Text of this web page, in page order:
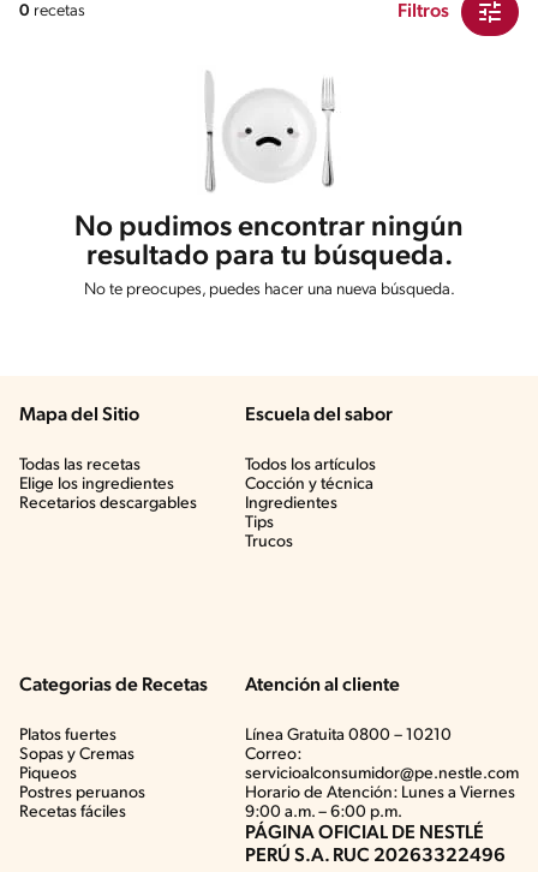
0 recetas Filtros
No pudimos encontrar ningún
resultado para tu búsqueda.
No te preocupes, puedes hacer una nueva búsqueda.
Mapa del Sitio
Todas las recetas
Elige los ingredientes
Recetarios descargables
Escuela del sabor
Todos los artículos
Cocción y técnica
Ingredientes
Tips
Trucos
Categorias de Recetas
Platos fuertes
Sopas y Cremas
Piqueos
Postres peruanos
Recetas fáciles
Atención al cliente
Línea Gratuita 0800 – 10210
Correo:
servicioalconsumidor@pe.nestle.com
Horario de Atención: Lunes a Viernes
9:00 a.m. – 6:00 p.m.
PÁGINA OFICIAL DE NESTLÉ
PERÚ S.A. RUC 20263322496